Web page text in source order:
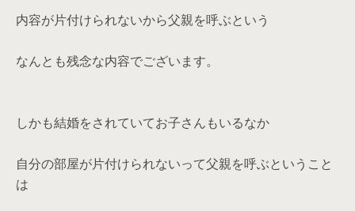
内容が片付けられないから父親を呼ぶという
なんとも残念な内容でございます。
しかも結婚をされていてお子さんもいるなか
自分の部屋が片付けられないって父親を呼ぶということ
は